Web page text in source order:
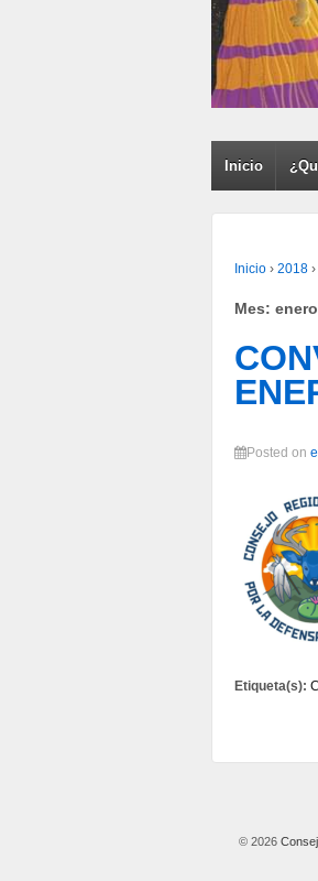
Inicio
Inicio › 2018 ›
Mes:
Posted on
Etiqueta(s):
© 2026